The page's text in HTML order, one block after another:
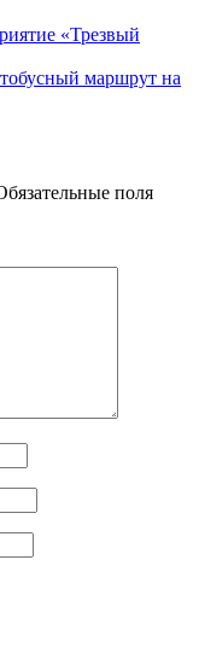
«Трезвый
маршрут на
поля